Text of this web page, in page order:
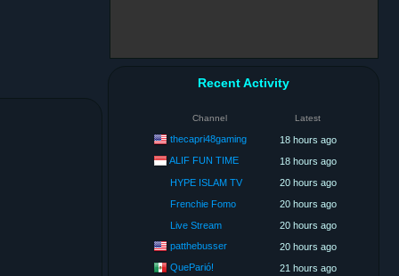
Recent Activity
Channel Latest
thecapri48gaming
18 hours ago
ALIF FUN TIME
18 hours ago
HYPE ISLAM TV
20 hours ago
Frenchie Fomo
20 hours ago
Live Stream
20 hours ago
patthebusser
20 hours ago
QueParió!
21 hours ago